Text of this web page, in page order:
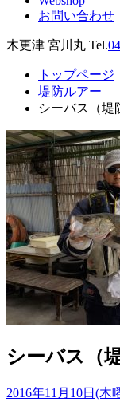
お問い合わせ
木更津 宮川丸 Tel.
トップページ
堤防ルアー
シーバス（堤
シーバス（
2016年11月10日(木